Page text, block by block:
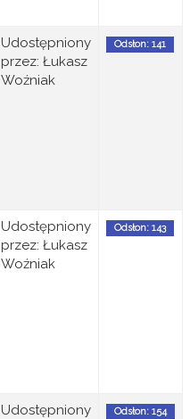
Udostępniony
przez: Łukasz
Woźniak
Odsłon: 141
Udostępniony
przez: Łukasz
Woźniak
Odsłon: 143
Udostępniony
Odsłon: 154